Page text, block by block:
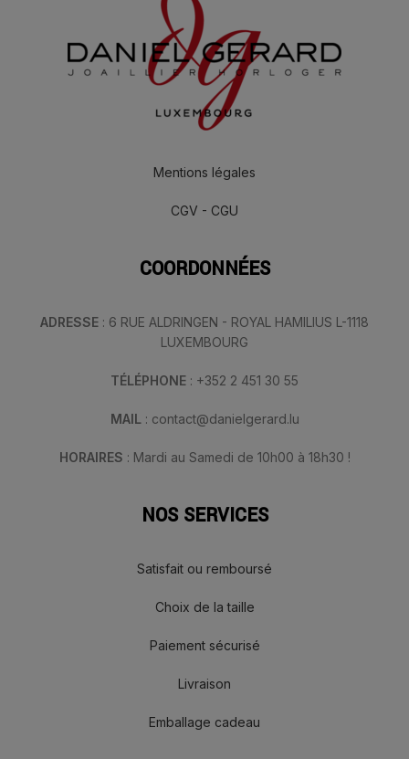
Mentions légales
CGV - CGU
COORDONNÉES
ADRESSE : 6 RUE ALDRINGEN - ROYAL HAMILIUS L-1118
LUXEMBOURG
TÉLÉPHONE : +352 2 451 30 55
MAIL : contact@danielgerard.lu
HORAIRES : Mardi au Samedi de 10h00 à 18h30 !
NOS SERVICES
Satisfait ou remboursé
Choix de la taille
Paiement sécurisé
Livraison
Emballage cadeau